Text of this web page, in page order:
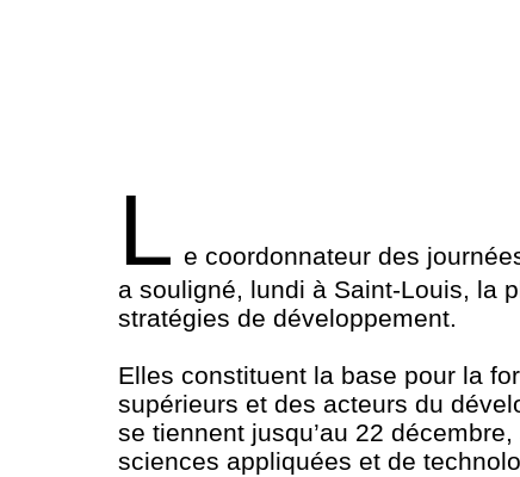
L e coordonnateur des
a souligné, lundi à Saint-Louis, la
stratégies de développement.
Elles constituent la base pour la
supérieurs et des acteurs du
se tiennent jusqu’au 22
sciences appliquées et de